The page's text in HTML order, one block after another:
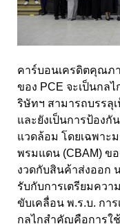
คาร์บอนเครดิตคุณภ
ของ PCE จะเป็นกล
ริษัทฯ สามารถบรรลุ
และยังเป็นการป้อง
แวดล้อม โดยเฉพาะ
พรมแดน (CBAM) ข
งวดกับสินค้าส่งออก
รับกับการเตรียมคว
ขับเคลื่อน พ.ร.บ. กา
กลไกสำคัญคือการใ